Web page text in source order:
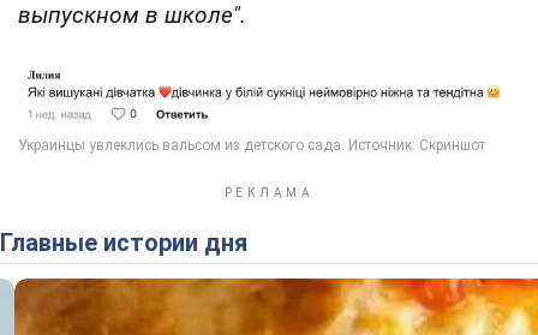
выпускном в школе".
Главные истории дня